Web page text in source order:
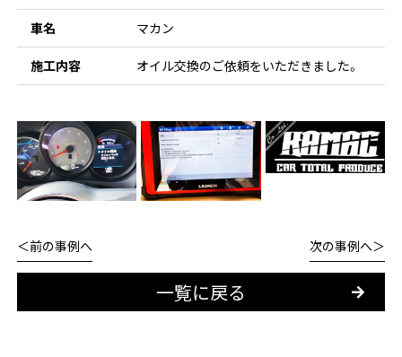
車名 マカン
施工内容 オイル交換のご依頼をいただきました。
前の事例へ
一覧に戻る
次の事例へ